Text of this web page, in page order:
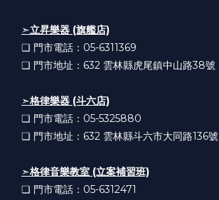
➣立昇樂器 (旗艦店)
❏ 門市電話：05-6311369
❏ 門市地址：632 雲林縣虎尾鎮中山路38號
➣格律樂器 (斗六店)
❏ 門市電話：05-5325880
❏ 門市地址：632 雲林縣斗六市大同路136號
➣格律音樂教室 (立案補習班)
❏ 門市電話：05-6312471